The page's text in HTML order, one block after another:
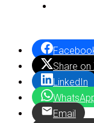
Share on
LinkedIn
Email